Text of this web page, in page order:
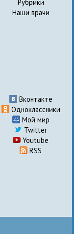
Рубрики
Наши врачи
Вконтакте
Одноклассники
Мой мир
Twitter
Youtube
RSS